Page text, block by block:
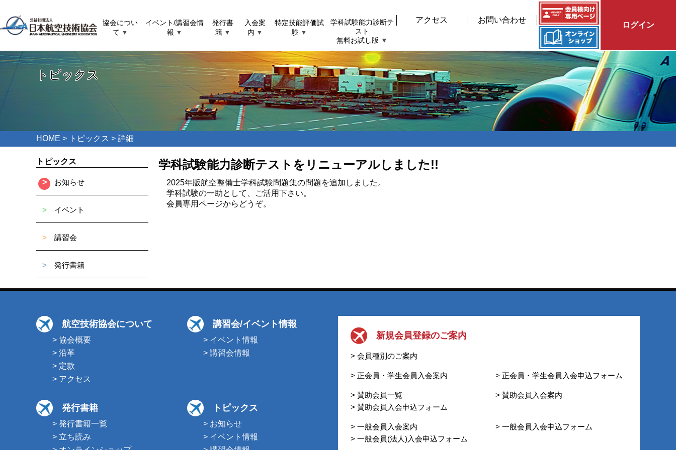
協会につい
て ▼
イベント/講習会情
報 ▼
発行書
籍 ▼
入会案
内 ▼
特定技能評価試
験 ▼
学科試験能力診断テ
スト
無料お試し版 ▼
アクセス お問い合わせ
ログイン
トピックス
HOME > トピックス > 詳細
トピックス
> お知らせ
> イベント
> 講習会
> 発行書籍
学科試験能力診断テストをリニューアルしました!!
2025年版航空整備士学科試験問題集の問題を追加しました。
学科試験の一助として、ご活用下さい。
会員専用ページからどうぞ。
航空技術協会について
> 協会概要
> 沿革
> 定款
> アクセス
講習会/イベント情報
> イベント情報
> 講習会情報
発行書籍
> 発行書籍一覧
> 立ち読み
トピックス
> お知らせ
> イベント情報
新規会員登録のご案内
> 会員種別のご案内
> 正会員・学生会員入会案内 > 正会員・学生会員入会申込フォーム
> 賛助会員一覧
> 賛助会員入会案内
> 賛助会員入会申込フォーム
> 一般会員入会案内
> 一般会員入会申込フォーム
> 一般会員(法人)入会申込フォーム